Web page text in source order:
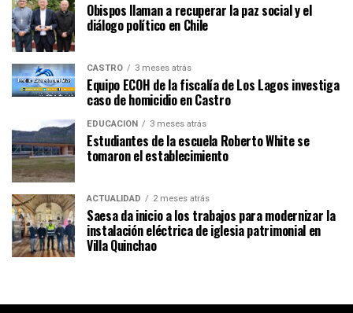
Obispos llaman a recuperar la paz social y el
diálogo político en Chile
CASTRO 3 meses atrás
Equipo ECOH de la fiscalía de Los Lagos investiga
caso de homicidio en Castro
EDUCACIÓN 3 meses atrás
Estudiantes de la escuela Roberto White se
tomaron el establecimiento
ACTUALIDAD 2 meses atrás
Saesa da inicio a los trabajos para modernizar la
instalación eléctrica de iglesia patrimonial en
Villa Quinchao